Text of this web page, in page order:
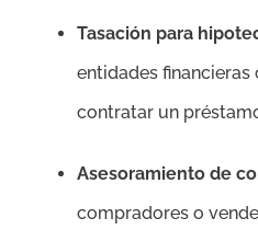
Tasación para
entidades financieras
contratar un
Asesoramiento de
compradores o